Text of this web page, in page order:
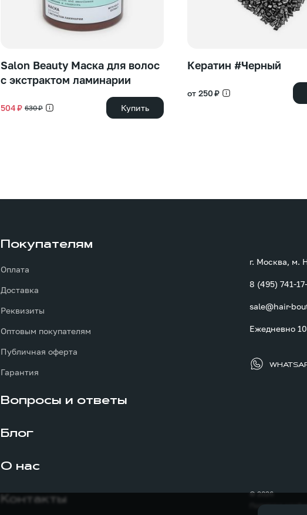
Salon Beauty Маска для волос
с экстрактом ламинарии
504 ₽ 630 ₽ Купить
Кератин #Черный
от 250 ₽
Покупателям
Оплата
Доставка
Реквизиты
Оптовым покупателям
Публичная оферта
Гарантия
Вопросы и ответы
Блог
О нас
Контакты
г. Москва, м.
8 (495) 741-
sale@hair-
Ежедневно
© 2026
Политика